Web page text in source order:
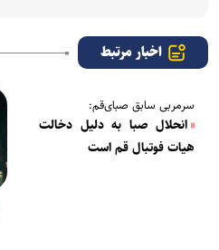
اخبار مرتبط
سرمربی سابق صبای‌قم:
انحلال صبا به دلیل دخالت
هیات فوتبال قم است